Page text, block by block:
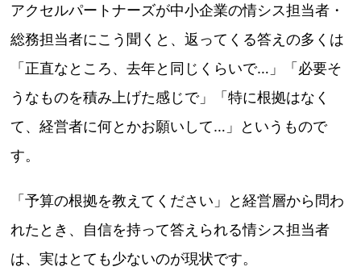
アクセルパートナーズが中小企業の情シス担当者・
総務担当者にこう聞くと、返ってくる答えの多くは
「正直なところ、去年と同じくらいで…」「必要そ
うなものを積み上げた感じで」「特に根拠はなく
て、経営者に何とかお願いして…」というもので
す。
「予算の根拠を教えてください」と経営層から問わ
れたとき、自信を持って答えられる情シス担当者
は、実はとても少ないのが現状です。